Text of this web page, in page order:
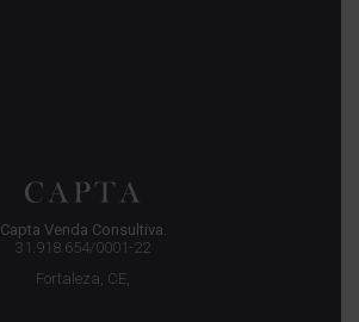
Capta Venda Consultiva.
31.918.654/0001-22
Fortaleza, CE,